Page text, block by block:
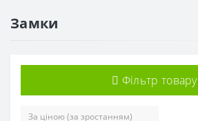
Замки
Фільтр товару